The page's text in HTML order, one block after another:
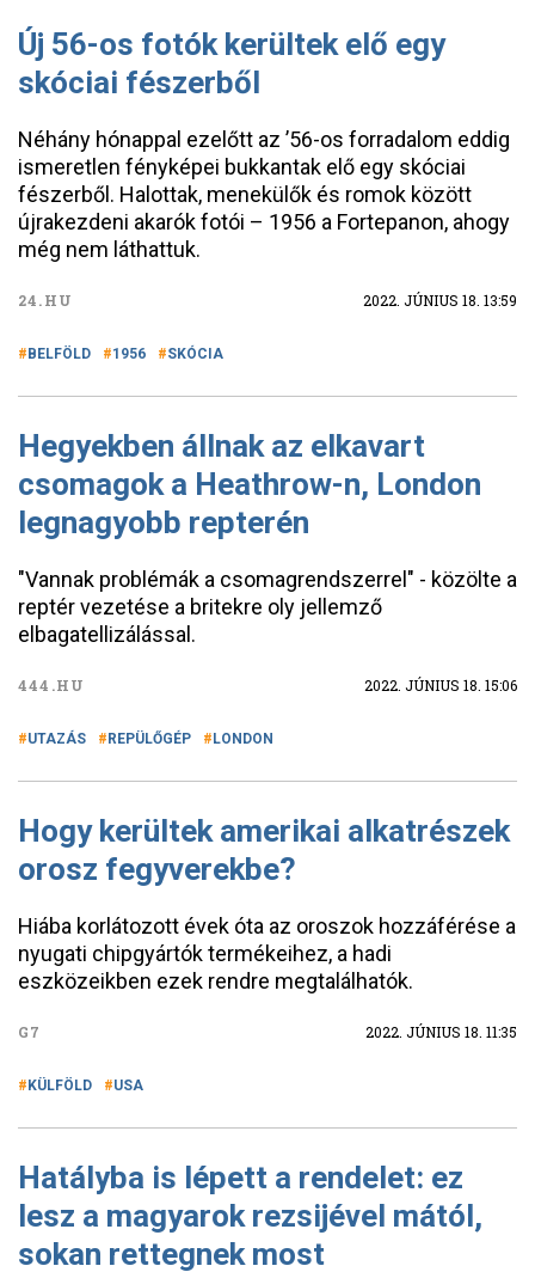
Új 56-os fotók kerültek elő egy
skóciai fészerből
Néhány hónappal ezelőtt az ’56-os forradalom eddig
ismeretlen fényképei bukkantak elő egy skóciai
fészerből. Halottak, menekülők és romok között
újrakezdeni akarók fotói – 1956 a Fortepanon, ahogy
még nem láthattuk.
24.HU 2022. JÚNIUS 18. 13:59
BELFÖLD 1956 SKÓCIA
Hegyekben állnak az elkavart
csomagok a Heathrow-n, London
legnagyobb repterén
"Vannak problémák a csomagrendszerrel" - közölte a
reptér vezetése a britekre oly jellemző
elbagatellizálással.
444.HU 2022. JÚNIUS 18. 15:06
UTAZÁS REPÜLŐGÉP LONDON
Hogy kerültek amerikai alkatrészek
orosz fegyverekbe?
Hiába korlátozott évek óta az oroszok hozzáférése a
nyugati chipgyártók termékeihez, a hadi
eszközeikben ezek rendre megtalálhatók.
G7 2022. JÚNIUS 18. 11:35
KÜLFÖLD USA
Hatályba is lépett a rendelet: ez
lesz a magyarok rezsijével mától,
sokan rettegnek most